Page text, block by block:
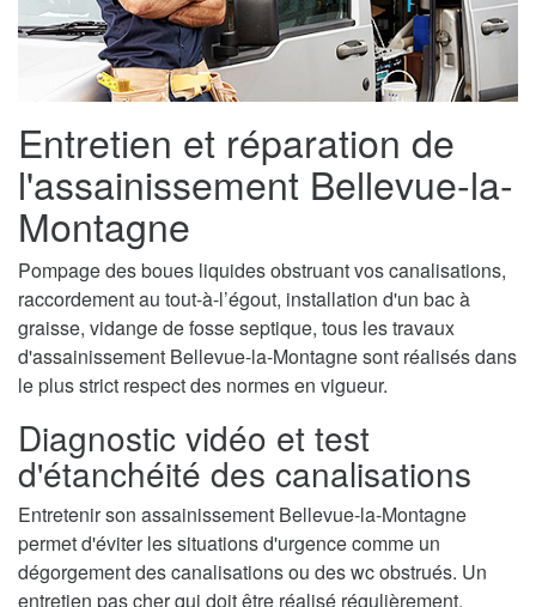
Entretien et réparation de
l'assainissement Bellevue-la-
Montagne
Pompage des boues liquides obstruant vos canalisations,
raccordement au tout-à-l’égout, installation d'un bac à
graisse, vidange de fosse septique, tous les travaux
d'assainissement Bellevue-la-Montagne sont réalisés dans
le plus strict respect des normes en vigueur.
Diagnostic vidéo et test
d'étanchéité des canalisations
Entretenir son assainissement Bellevue-la-Montagne
permet d'éviter les situations d'urgence comme un
dégorgement des canalisations ou des wc obstrués. Un
entretien pas cher qui doit être réalisé régulièrement,